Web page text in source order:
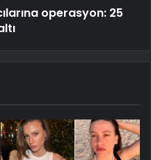
operasyon: 25